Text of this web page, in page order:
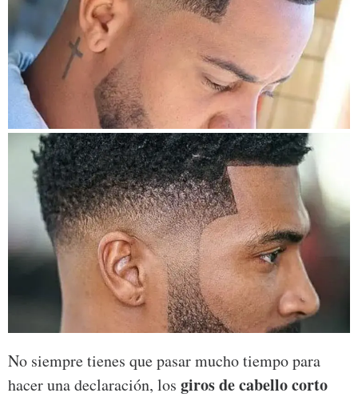
No siempre tienes que pasar mucho tiempo para
hacer una declaración, los giros de cabello corto